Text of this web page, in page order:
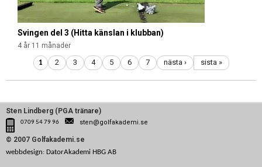
Svingen del 3 (Hitta känslan i klubban)
4 år 11 månader
1 2 3 4 5 6 7 nästa › sista »
Sten Lindberg (PGA tränare)
0709 54 79 96 sten@golfakademi.se
© 2007 Golfakademi.se
webbdesign: DatorAkademi HBG AB